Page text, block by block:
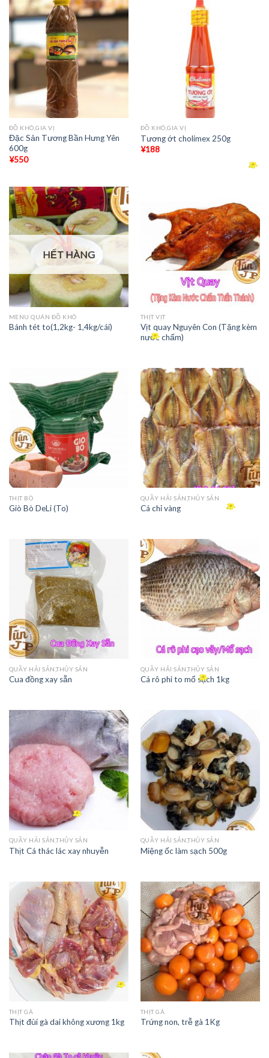
ĐỒ KHÔ,GIA VỊ
Đặc Sản Tương Bần Hưng Yên
600g
¥550
ĐỒ KHÔ,GIA VỊ
Tương ớt cholimex 250g
¥188
HẾT HÀNG
MENU QUÁN ĐỒ KHÔ
Bánh tét to(1,2kg- 1,4kg/cái)
THỊT VỊT
Vịt quay Nguyên Con (Tặng kèm
nước chấm)
THỊT BÒ
Giò Bò DeLi (To)
QUẦY HẢI SẢN,THỦY SẢN
Cá chỉ vàng
QUẦY HẢI SẢN,THỦY SẢN
Cua đồng xay sẵn
QUẦY HẢI SẢN,THỦY SẢN
Cá rô phi to mổ sạch 1kg
QUẦY HẢI SẢN,THỦY SẢN
Thịt Cá thác lác xay nhuyễn
QUẦY HẢI SẢN,THỦY SẢN
Miệng ốc làm sạch 500g
THỊT GÀ
Thịt đùi gà dai không xương 1kg
THỊT GÀ
Trứng non, trễ gà 1Kg